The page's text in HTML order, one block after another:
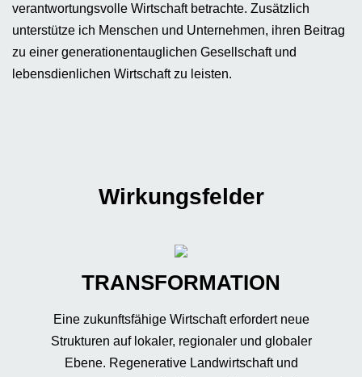
verantwortungsvolle Wirtschaft betrachte. Zusätzlich
unterstütze ich Menschen und Unternehmen, ihren Beitrag
zu einer generationentauglichen Gesellschaft und
lebensdienlichen Wirtschaft zu leisten.
Wirkungsfelder
TRANSFORMATION
Eine zukunftsfähige Wirtschaft erfordert neue
Strukturen auf lokaler, regionaler und globaler
Ebene. Regenerative Landwirtschaft und